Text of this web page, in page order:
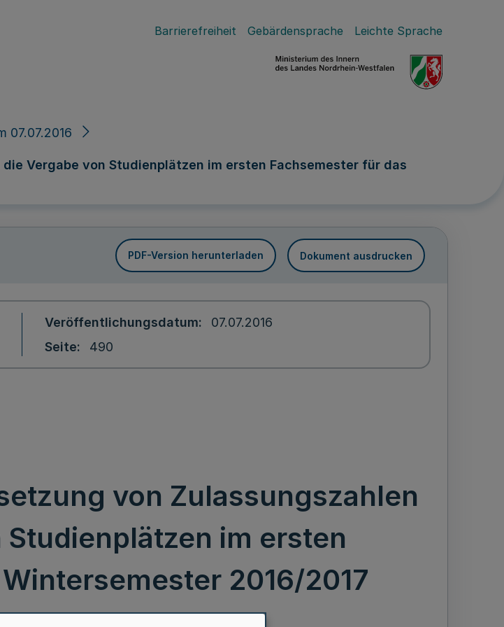
Barrierefreiheit Gebärdensprache Leichte Sprache
07.07.2016
Vergabe von Studienplätzen im ersten Fachsemester für das
PDF-Version herunterladen Dokument ausdrucken
Veröffentlichungsdatum
07.07.2016
Seite
490
von Zulassungszahlen
im ersten
2016/2017